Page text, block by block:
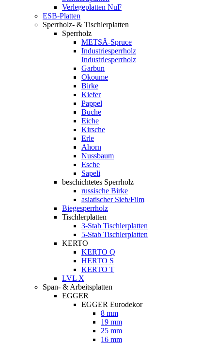
Verlegeplatten NuF
ESB-Platten
Sperrholz- & Tischlerplatten
Sperrholz
METSÄ-Spruce
Industriesperrholz
Industriesperrholz
Garbun
Okoume
Birke
Kiefer
Pappel
Buche
Eiche
Kirsche
Erle
Ahorn
Nussbaum
Esche
Sapeli
beschichtetes Sperrholz
russische Birke
asiatischer Sieb/Film
Biegesperrholz
Tischlerplatten
3-Stab Tischlerplatten
5-Stab Tischlerplatten
KERTO
KERTO Q
HERTO S
KERTO T
LVL X
Span- & Arbeitsplatten
EGGER
EGGER Eurodekor
8 mm
19 mm
25 mm
16 mm